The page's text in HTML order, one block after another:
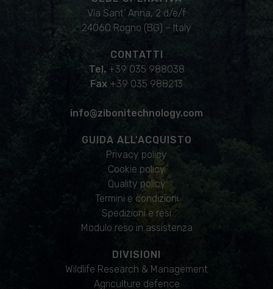
Via Sant’ Anna, 2 d/e/f
24060 Rogno (BG) – Italy
CONTATTI
Tel.+39 035 988038
Fax +39 035 988213
info@zibonitechnology.com
GUIDA ALL'ACQUISTO
Privacy policy
Cookie policy
Quality policy
Termini e condizioni
Spedizioni e resi
Modulo reso in assistenza
DIVISIONI
Wildlife Research & Management
Agriculture defence